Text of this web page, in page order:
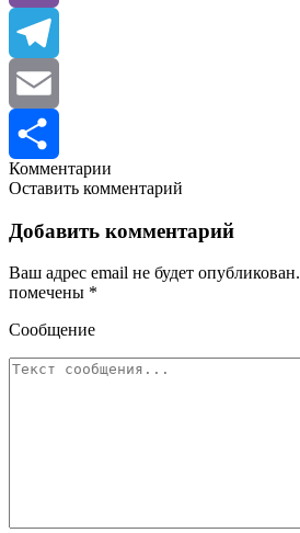
Viber
Telegram
Email
Отправить
Комментарии
Оставить комментарий
Добавить комментарий
Ваш адрес email не будет опубликован.
помечены *
Сообщение